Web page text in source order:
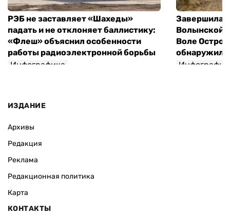
РЭБ не заставляет «Шахеды»
падать и не отклоняет баллистику:
«Флеш» объяснил особенности
работы радиоэлектронной борьбы
Инфографика
Волынской
Воле
обнаружили
ИЗДАНИЕ
Архивы
Редакция
Реклама
Редакционная политика
Карта
КОНТАКТЫ